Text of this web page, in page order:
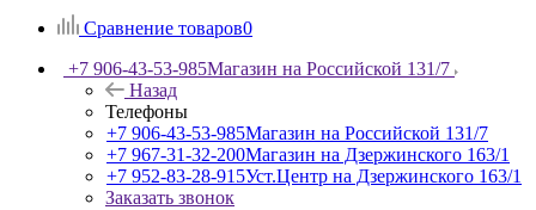
Сравнение товаров0
+7 906-43-53-985Магазин на Российской 131/7
Назад
Телефоны
+7 906-43-53-985Магазин на Российской 131/7
+7 967-31-32-200Магазин на Дзержинского 163/1
+7 952-83-28-915Уст.Центр на Дзержинского 163/1
Заказать звонок